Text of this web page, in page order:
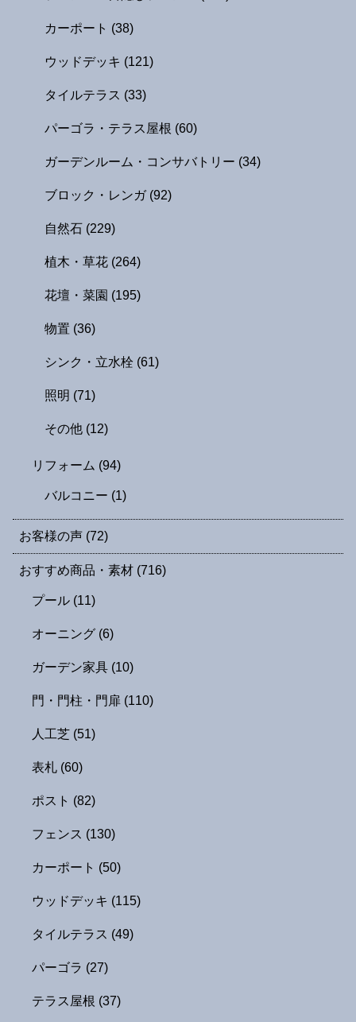
カーポート (38)
ウッドデッキ (121)
タイルテラス (33)
パーゴラ・テラス屋根 (60)
ガーデンルーム・コンサバトリー (34)
ブロック・レンガ (92)
自然石 (229)
植木・草花 (264)
花壇・菜園 (195)
物置 (36)
シンク・立水栓 (61)
照明 (71)
その他 (12)
リフォーム (94)
バルコニー (1)
お客様の声 (72)
おすすめ商品・素材 (716)
プール (11)
オーニング (6)
ガーデン家具 (10)
門・門柱・門扉 (110)
人工芝 (51)
表札 (60)
ポスト (82)
フェンス (130)
カーポート (50)
ウッドデッキ (115)
タイルテラス (49)
パーゴラ (27)
テラス屋根 (37)